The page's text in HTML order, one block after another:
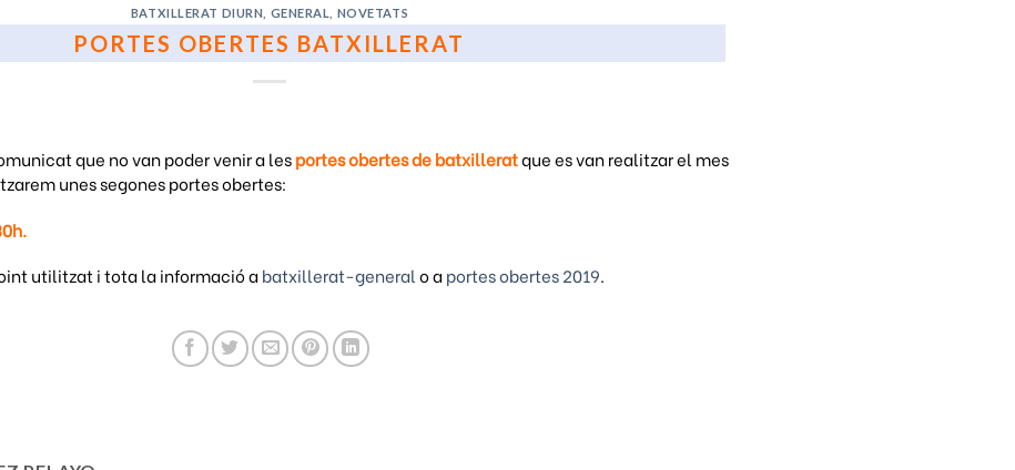
BATXILLERAT DIURN GENERAL NOVETATS
PORTES OBERTES BATXILLERAT
que no van poder venir a lesportes obertes de batxilleratque es van realitzar el mes
unes segones portes obertes:
utilitzat i tota la informació abatxillerat-general o aportes obertes 2019.